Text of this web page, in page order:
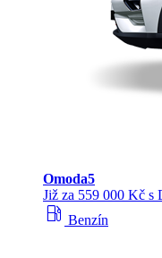
Omoda5
Již za 559 000 Kč s
local_gas_station Benzín